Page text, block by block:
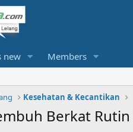
new Members
Kesehatan & Kecantikan
Berkat